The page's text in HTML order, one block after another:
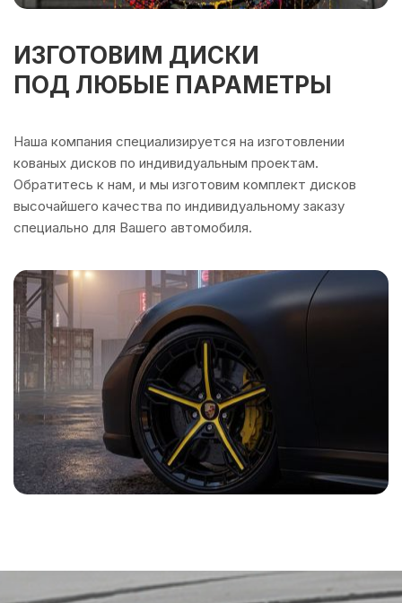
ИЗГОТОВИМ ДИСКИ
ПОД ЛЮБЫЕ ПАРАМЕТРЫ
Наша компания специализируется на изготовлении
кованых дисков по индивидуальным проектам.
Обратитесь к нам, и мы изготовим комплект дисков
высочайшего качества по индивидуальному заказу
специально для Вашего автомобиля.